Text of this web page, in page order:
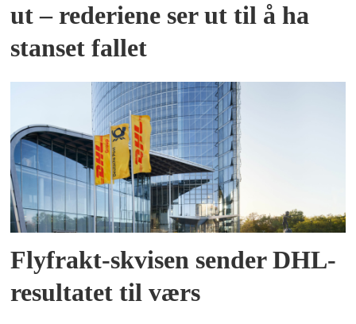
ut – rederiene ser ut til å ha
stanset fallet
Flyfrakt-skvisen sender DHL-
resultatet til værs